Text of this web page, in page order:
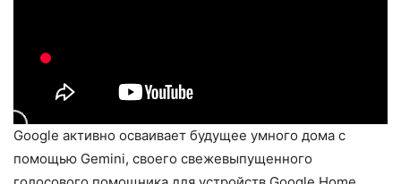
Google активно осваивает будущее умного дома с
помощью Gemini, своего свежевыпущенного